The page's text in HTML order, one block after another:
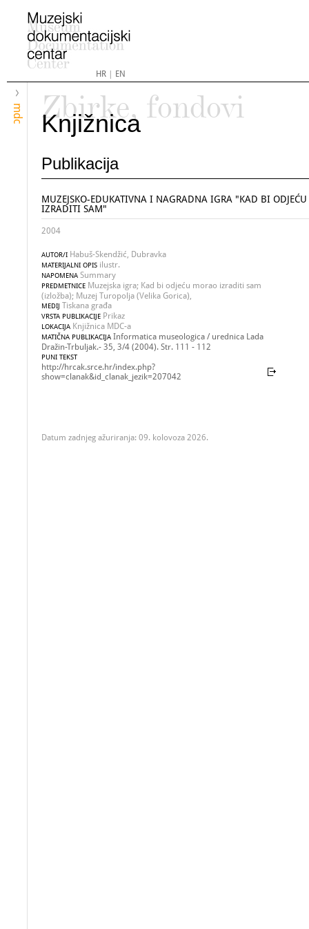
HR| EN
mdc
Zbirke, fondovi
Knjižnica
Publikacija
MUZEJSKO-EDUKATIVNA I NAGRADNA IGRA "KAD BI
IZRADITI SAM"
2004
AUTOR/I Habuš-Skendžić, Dubravka
MATERIJALNI OPIS ilustr.
NAPOMENA Summary
PREDMETNICE Muzejska igra; Kad bi odjeću morao izraditi sam
(izložba); Muzej Turopolja (Velika Gorica),
MEDIJ Tiskana građa
VRSTA PUBLIKACIJE Prikaz
LOKACIJA Knjižnica MDC-a
MATIČNA PUBLIKACIJA Informatica museologica / urednica Lada
Dražin-Trbuljak.- 35, 3/4 (2004). Str. 111 - 112
PUNI TEKST
http://hrcak.srce.hr/index.php?
show=clanak&id_clanak_jezik=207042
Datum zadnjeg ažuriranja: 09. kolovoza 2026.